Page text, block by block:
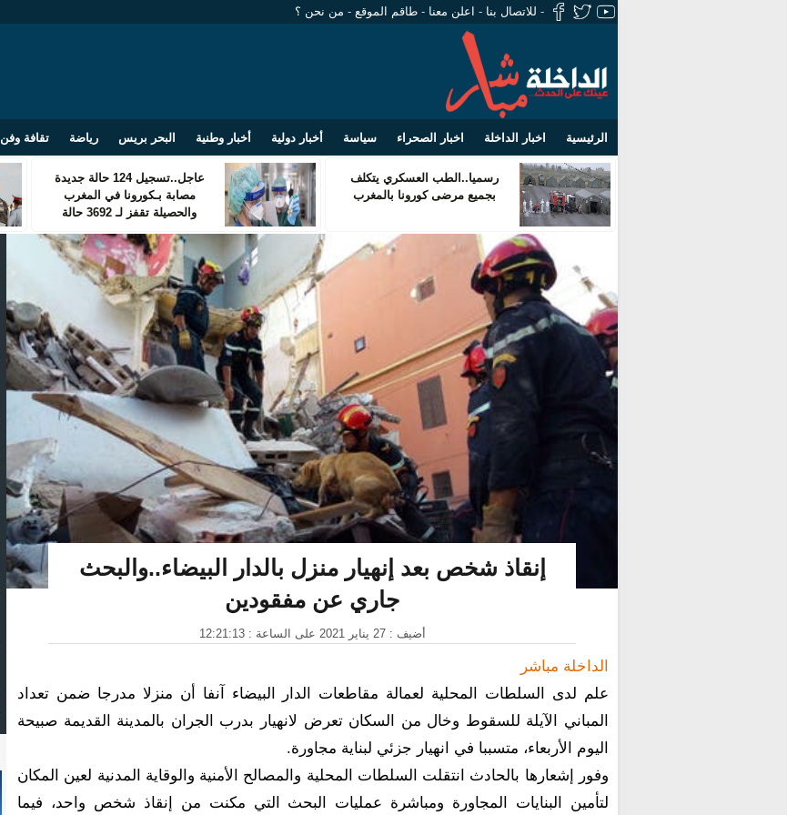
- للاتصال بنا - اعلن معنا - طاقم الموقع - من نحن ؟
الرئيسية اخبار الداخلة اخبار الصحراء سياسة أخبار دولية أخبار وطنية البحر بريس رياضة تقافة وفن
رسميا..الطب العسكري يتكلف
بجميع مرضى كورونا بالمغرب
عاجل..تسجيل 124 حالة جديدة
مصابة بـكورونا في المغرب
والحصيلة تقفز لـ 3692 حالة
إنقاذ شخص بعد إنهيار منزل بالدار البيضاء..والبحث
جاري عن مفقودين
أضيف : 27 يناير 2021 على الساعة : 12:21:13
الداخلة مباشر
علم لدى السلطات المحلية لعمالة مقاطعات الدار البيضاء آنفا أن منزلا مدرجا ضمن تعداد
المباني الآيلة للسقوط وخال من السكان تعرض لانهيار بدرب الجران بالمدينة القديمة صبيحة
اليوم الأربعاء، متسببا في انهيار جزئي لبناية مجاورة.
وفور إشعارها بالحادث انتقلت السلطات المحلية والمصالح الأمنية والوقاية المدنية لعين المكان
لتأمين البنايات المجاورة ومباشرة عمليات البحث التي مكنت من إنقاذ شخص واحد، فيما